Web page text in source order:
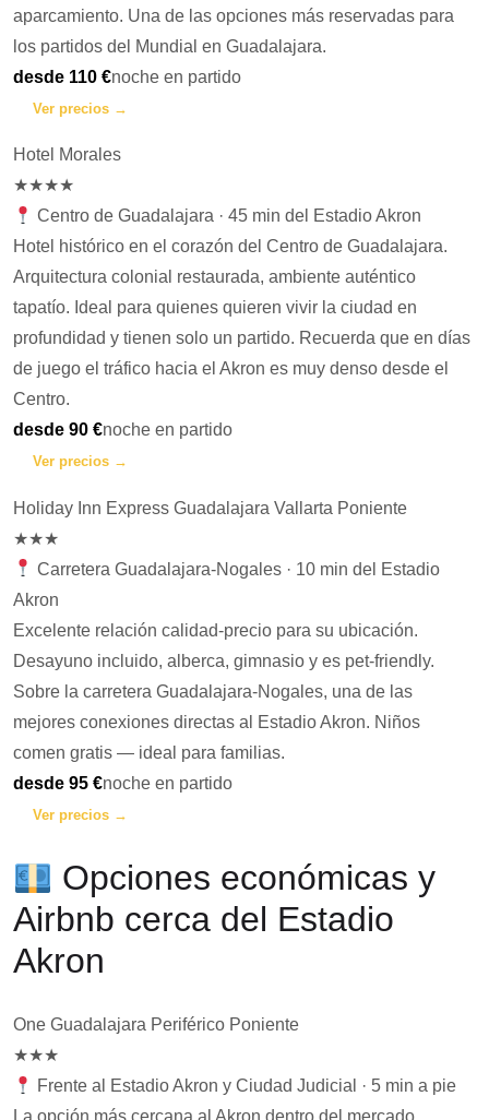
aparcamiento. Una de las opciones más reservadas para
los partidos del Mundial en Guadalajara.
desde 110 €noche en partido
Ver precios →
Hotel Morales
★★★★
Centro de Guadalajara · 45 min del Estadio Akron
Hotel histórico en el corazón del Centro de Guadalajara.
Arquitectura colonial restaurada, ambiente auténtico
tapatío. Ideal para quienes quieren vivir la ciudad en
profundidad y tienen solo un partido. Recuerda que en días
de juego el tráfico hacia el Akron es muy denso desde el
Centro.
desde 90 €noche en partido
Ver precios →
Holiday Inn Express Guadalajara Vallarta Poniente
★★★
Carretera Guadalajara-Nogales · 10 min del Estadio
Akron
Excelente relación calidad-precio para su ubicación.
Desayuno incluido, alberca, gimnasio y es pet-friendly.
Sobre la carretera Guadalajara-Nogales, una de las
mejores conexiones directas al Estadio Akron. Niños
comen gratis — ideal para familias.
desde 95 €noche en partido
Ver precios →
Opciones económicas y
Airbnb cerca del Estadio
Akron
One Guadalajara Periférico Poniente
★★★
Frente al Estadio Akron y Ciudad Judicial · 5 min a pie
La opción más cercana al Akron dentro del mercado